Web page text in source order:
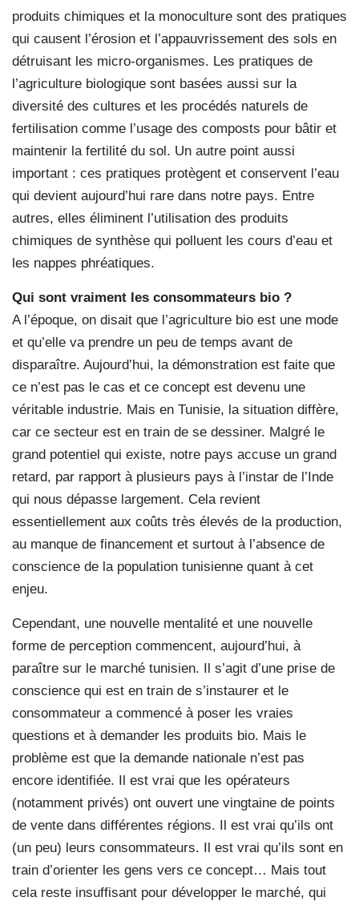
produits chimiques et la monoculture sont des pratiques
qui causent l’érosion et l’appauvrissement des sols en
détruisant les micro-organismes. Les pratiques de
l’agriculture biologique sont basées aussi sur la
diversité des cultures et les procédés naturels de
fertilisation comme l’usage des composts pour bâtir et
maintenir la fertilité du sol. Un autre point aussi
important : ces pratiques protègent et conservent l’eau
qui devient aujourd’hui rare dans notre pays. Entre
autres, elles éliminent l’utilisation des produits
chimiques de synthèse qui polluent les cours d’eau et
les nappes phréatiques.
Qui sont vraiment les consommateurs bio ?
A l’époque, on disait que l’agriculture bio est une mode
et qu’elle va prendre un peu de temps avant de
disparaître. Aujourd’hui, la démonstration est faite que
ce n’est pas le cas et ce concept est devenu une
véritable industrie. Mais en Tunisie, la situation diffère,
car ce secteur est en train de se dessiner. Malgré le
grand potentiel qui existe, notre pays accuse un grand
retard, par rapport à plusieurs pays à l’instar de l’Inde
qui nous dépasse largement. Cela revient
essentiellement aux coûts très élevés de la production,
au manque de financement et surtout à l’absence de
conscience de la population tunisienne quant à cet
enjeu.
Cependant, une nouvelle mentalité et une nouvelle
forme de perception commencent, aujourd’hui, à
paraître sur le marché tunisien. Il s’agit d’une prise de
conscience qui est en train de s’instaurer et le
consommateur a commencé à poser les vraies
questions et à demander les produits bio. Mais le
problème est que la demande nationale n’est pas
encore identifiée. Il est vrai que les opérateurs
(notamment privés) ont ouvert une vingtaine de points
de vente dans différentes régions. Il est vrai qu’ils ont
(un peu) leurs consommateurs. Il est vrai qu’ils sont en
train d’orienter les gens vers ce concept… Mais tout
cela reste insuffisant pour développer le marché, qui